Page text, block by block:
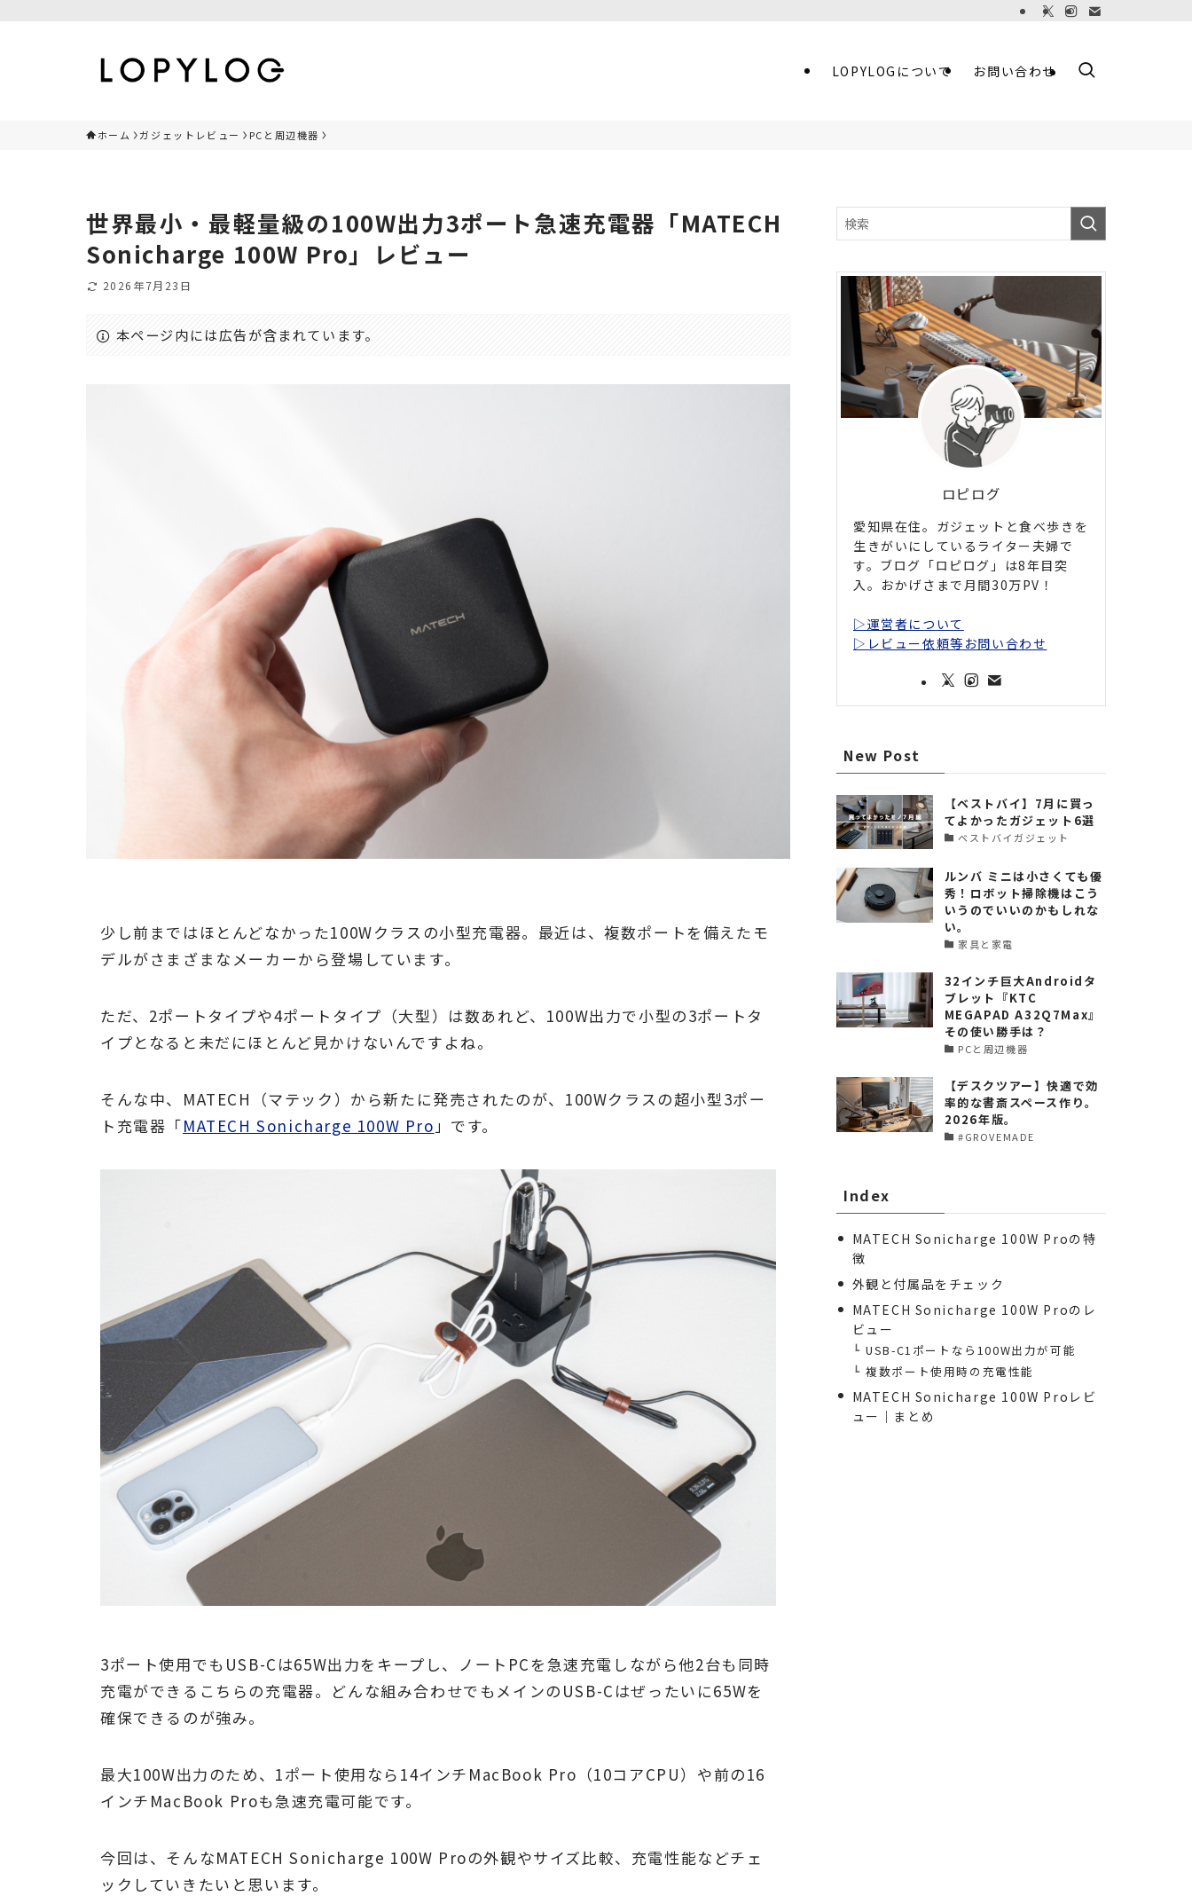
LOPYLOGについて お問い合わせ
ホーム ガジェットレビュー PCと周辺機器
世界最小・最軽量級の100W出力3ポート急速充電器「MATECH
Sonicharge 100W Pro」レビュー
2026年7月23日
本ページ内には広告が含まれています。
少し前まではほとんどなかった100Wクラスの小型充電器。最近は、複数ポートを備えたモ
デルがさまざまなメーカーから登場しています。
ただ、2ポートタイプや4ポートタイプ（大型）は数あれど、100W出力で小型の3ポートタ
イプとなると未だにほとんど見かけないんですよね。
そんな中、MATECH（マテック）から新たに発売されたのが、100Wクラスの超小型3ポー
ト充電器「MATECH Sonicharge 100W Pro」です。
3ポート使用でもUSB-Cは65W出力をキープし、ノートPCを急速充電しながら他2台も同時
充電ができるこちらの充電器。どんな組み合わせでもメインのUSB-Cはぜったいに65Wを
確保できるのが強み。
最大100W出力のため、1ポート使用なら14インチMacBook Pro（10コアCPU）や前の16
インチMacBook Proも急速充電可能です。
今回は、そんなMATECH Sonicharge 100W Proの外観やサイズ比較、充電性能などチェ
ックしていきたいと思います。
ロピログ
愛知県在住。ガジェットと食べ歩きを
生きがいにしているライター夫婦で
す。ブログ「ロピログ」は8年目突
入。おかげさまで月間30万PV！
▷運営者について
▷レビュー依頼等お問い合わせ
New Post
【ベストバイ】7月に買っ
てよかったガジェット6選
ベストバイガジェット
ルンバ ミニは小さくても優
秀！ロボット掃除機はこう
いうのでいいのかもしれな
い。
家具と家電
32インチ巨大Androidタ
ブレット『KTC
MEGAPAD A32Q7Max』
その使い勝手は？
PCと周辺機器
【デスクツアー】快適で効
率的な書斎スペース作り。
2026年版。
#GROVEMADE
Index
MATECH Sonicharge 100W Proの特
徴
外観と付属品をチェック
MATECH Sonicharge 100W Proのレ
ビュー
USB-C1ポートなら100W出力が可能
複数ポート使用時の充電性能
MATECH Sonicharge 100W Proレビ
ュー｜まとめ